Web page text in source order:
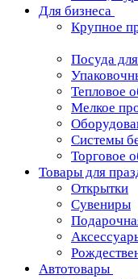
Для бизнеса
Крупное
Посуда
Тепловое
Мелкое
Системы
Торговое
Товары для
Открытки
Сувениры
Автотовары